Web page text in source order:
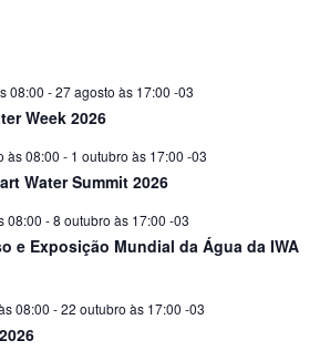
08:00 -27 agosto às 17:00 -03
Week 2026
às 08:00 - 1 outubro às 17:00 -03
Water Summit 2026
08:00 -8 outubro às 17:00 -03
e Exposição Mundial da Água da IWA
08:00 -22 outubro às 17:00 -03